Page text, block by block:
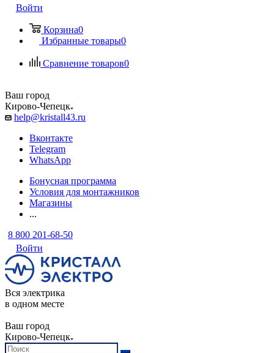
Войти
Корзина0
Избранные товары0
Сравнение товаров0
Ваш город
Кирово-Чепецк
help@kristall43.ru
Вконтакте
Telegram
WhatsApp
Бонусная программа
Условия для монтажников
Магазины
...
8 800 201-68-50
Войти
Вся электрика
в одном месте
Ваш город
Кирово-Чепецк